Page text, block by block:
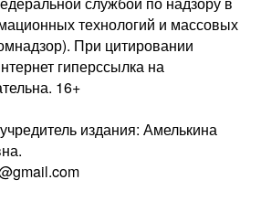
технологий и массовых
При цитировании
гиперссылка на
16+
издания: Амелькина